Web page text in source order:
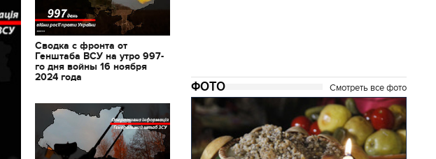
Сводка с фронта от
Генштаба ВСУ на утро 997-
го дня войны 16 ноября
2024 года
ФОТО Смотреть все фото